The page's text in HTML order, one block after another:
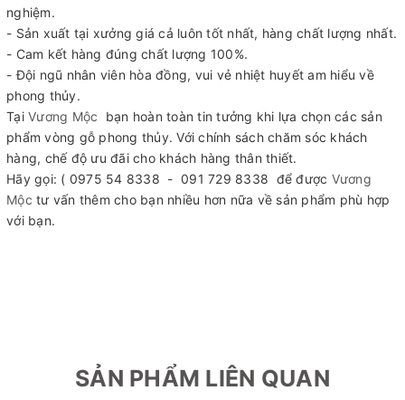
nghiệm.
- Sản xuất tại xưởng giá cả luôn tốt nhất, hàng chất lượng nhất.
- Cam kết hàng đúng chất lượng 100%.
- Đội ngũ nhân viên hòa đồng, vui vẻ nhiệt huyết am hiểu về
phong thủy.
Tại Vương Mộc bạn hoàn toàn tin tưởng khi lựa chọn các sản
phẩm vòng gỗ phong thủy. Với chính sách chăm sóc khách
hàng, chế độ ưu đãi cho khách hàng thân thiết.
Hãy gọi: ( 0975 54 8338 - 091 729 8338 để được Vương
Mộc tư vấn thêm cho bạn nhiều hơn nữa về sản phẩm phù hợp
với bạn.
SẢN PHẨM LIÊN QUAN